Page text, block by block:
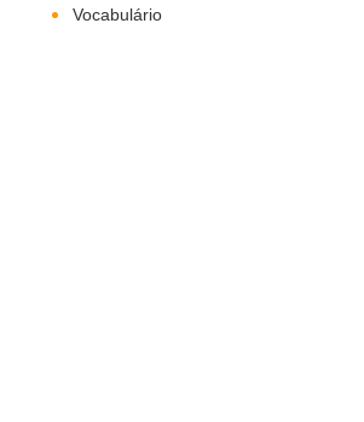
Vocabulário